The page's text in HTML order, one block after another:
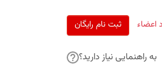
اعضاء ثبت نام رایگان
به راهنمایی نیاز دارید؟